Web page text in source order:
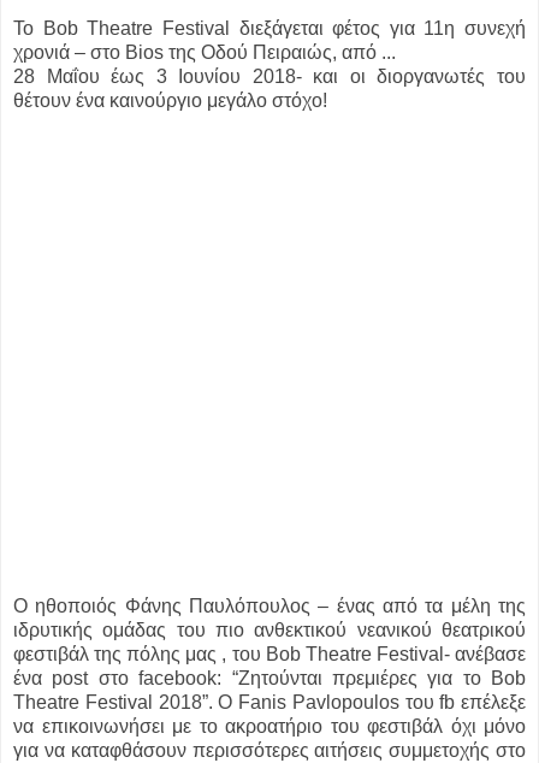
Το Bob Theatre Festival διεξάγεται φέτος για 11η συνεχή
χρονιά – στο Bios της Οδού Πειραιώς, από ...
28 Μαΐου έως 3 Ιουνίου 2018- και οι διοργανωτές του
θέτουν ένα καινούργιο μεγάλο στόχο!
Ο ηθοποιός Φάνης Παυλόπουλος – ένας από τα μέλη της
ιδρυτικής ομάδας του πιο ανθεκτικού νεανικού θεατρικού
φεστιβάλ της πόλης μας , του Bob Theatre Festival- ανέβασε
ένα post στο facebook: “Ζητούνται πρεμιέρες για το Bob
Theatre Festival 2018”. O Fanis Pavlopoulos του fb επέλεξε
να επικοινωνήσει με το ακροατήριο του φεστιβάλ όχι μόνο
για να καταφθάσουν περισσότερες αιτήσεις συμμετοχής στο